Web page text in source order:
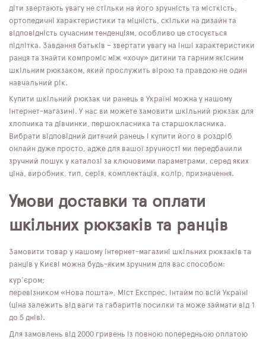
діти звертають увагу не стільки на його зручність та місткість,
ортопедичні характеристики та міцність, скільки на дизайн та
відповідність сучасним тенденціям, особливо це стосується
підлітка. Завдання батьків – звертати увагу на інші характеристики
ранця та знайти компроміс між «хочу» дитини та гарним якісним
шкільним рюкзаком, який прослужить вірою та правдою не один
навчальний рік.
Купити шкільний рюкзак чи ранець в Україні можна у нашому
інтернет-магазині. У нас ви можете замовити шкільний рюкзак для
хлопчика та дівчинки, першокласника та старшокласника.
Вибрати відповідний дитячий ранець і купити його в роздріб
онлайн дуже просто, адже для вашої зручності ми передбачили
зручний пошук у каталозі за ключовими параметрами, серед яких
ціна, виробник, тип, серія, комплектація, колір, призначення.
Умови доставки та оплати
шкільних рюкзаків та ранців
Замовити товар у нашому інтернет-магазині шкільних рюкзаків та
ранців у Києві можна будь-яким зручним для вас способом:
кур'єром;
перевізником «Нова пошта», Міст Експрес, Інтайм по всій Україні
(ціна залежить від ваги та габаритів посилки та може займати від 1
до 5 днів).
Для замовлень від 2000 гривень із повною попередньою оплатою